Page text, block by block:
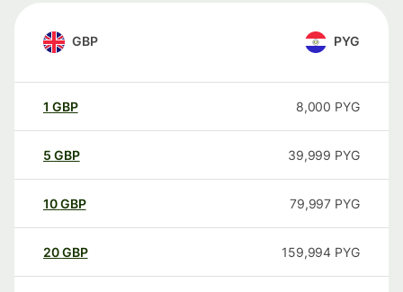
GBP PYG
1 GBP 8,000 PYG
5 GBP 39,999 PYG
10GBP 79,997 PYG
20GBP 159,994 PYG